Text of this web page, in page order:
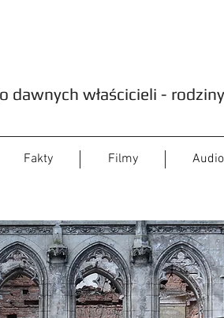
dawnych właścicieli -
Fakty Filmy Audio